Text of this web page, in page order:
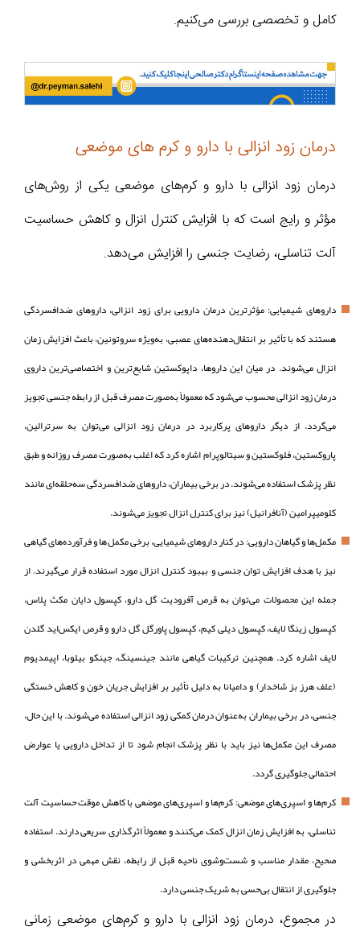
کامل و تخصصی بررسی می‌کنیم.
درمان زود انزالی با دارو و کرم های موضعی
درمان زود انزالی با دارو و کرم‌های موضعی یکی از روش‌های
مؤثر و رایج است که با افزایش کنترل انزال و کاهش حساسیت
آلت تناسلی، رضایت جنسی را افزایش می‌دهد.
داروهای شیمیایی: مؤثرترین درمان دارویی برای زود انزالی، داروهای ضدافسردگی
هستند که با تأثیر بر انتقال‌دهنده‌های عصبی، به‌ویژه سروتونین، باعث افزایش زمان
انزال می‌شوند. در میان این داروها، داپوکستین شایع‌ترین و اختصاصی‌ترین داروی
درمان زود انزالی محسوب می‌شود که معمولاً به‌صورت مصرف قبل از رابطه جنسی تجویز
می‌گردد. از دیگر داروهای پرکاربرد در درمان زود انزالی می‌توان به سرترالین،
پاروکستین، فلوکستین و سیتالوپرام اشاره کرد که اغلب به‌صورت مصرف روزانه و طبق
نظر پزشک استفاده می‌شوند. در برخی بیماران، داروهای ضدافسردگی سه‌حلقه‌ای مانند
کلومیپرامین (آنافرانیل) نیز برای کنترل انزال تجویز می‌شوند.
مکمل‌ها و گیاهان دارویی: در کنار داروهای شیمیایی، برخی مکمل‌ها و فرآورده‌های گیاهی
نیز با هدف افزایش توان جنسی و بهبود کنترل انزال مورد استفاده قرار می‌گیرند. از
جمله این محصولات می‌توان به قرص آفرودیت گل دارو، کپسول دایان مکث پلاس،
کپسول زینگا لایف، کپسول دیلی کیم، کپسول پاورگل گل دارو و قرص ایکس‌اید گلدن
لایف اشاره کرد. همچنین ترکیبات گیاهی مانند جینسینگ، جینکو بیلوبا، اپیمدیوم
(علف هرز بز شاخدار) و دامیانا به دلیل تأثیر بر افزایش جریان خون و کاهش خستگی
جنسی، در برخی بیماران به‌عنوان درمان کمکی زود انزالی استفاده می‌شوند. با این حال،
مصرف این مکمل‌ها نیز باید با نظر پزشک انجام شود تا از تداخل دارویی یا عوارض
احتمالی جلوگیری گردد.
کرم‌ها و اسپری‌های موضعی: کرم‌ها و اسپری‌های موضعی با کاهش موقت حساسیت آلت
تناسلی، به افزایش زمان انزال کمک می‌کنند و معمولاً اثرگذاری سریعی دارند. استفاده
صحیح، مقدار مناسب و شست‌وشوی ناحیه قبل از رابطه، نقش مهمی در اثربخشی و
جلوگیری از انتقال بی‌حسی به شریک جنسی دارد.
در مجموع، درمان زود انزالی با دارو و کرم‌های موضعی زمانی